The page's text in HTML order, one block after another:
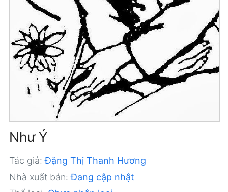
Như Ý
Tác giả: Đặng Thị Thanh Hương
Nhà xuất bản: Đang cập nhật